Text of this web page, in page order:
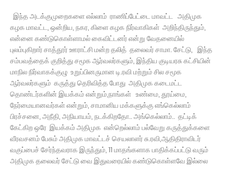
இந்த அடக்குமுறைகளை எல்லாம் ராணிப்பேட்டை மாவட்ட அதிமுக
கழக மாவட்ட, ஒன்றிய, நகர, கிளை கழக நிர்வாகிகள் அறிந்திருந்தும்,
என்னை கண்டுகொள்ளாமல் கைவிட்டனர் என்று வேதனையில்
புலம்புகிறார் சாத்தூர் ஊராட்சி மன்ற தலித் தலைவர் சாமா. சேட்டு, இந்த
சம்பவத்தைக் குறித்து சமூக ஆர்வலர்களும், இந்திய குடியரசு கட்சியின்
மாநில நிர்வாகக்குழு உறுப்பினருமான டி.ரவி மற்றும் சில சமூக
ஆர்வலர்களும் கருத்து தெரிவித்த போது அதிமுக கடைமட்ட
தொண்டர்களின் இயக்கம் என்றும்,நாங்கள் உண்மை, தூய்மை,
நேர்மையானவர்கள் என்றும், சாமானிய மக்களுக்கு எங்கெல்லாம்
பிரச்சனை, அநீதி, அநியாயம், நடக்கிறதோ.. அங்கெல்லாம்.. தட்டிக்
கேட்கிற ஒரே இயக்கம் அதிமுக என்றெல்லாம் பல்வேறு கருத்துக்களை
வீரவசனம் பேசும் அதிமுக மாவட்டச் செயலாளர் சு.ரவி,ஆதிதிராவிடர்
வகுப்பைச் சேர்ந்தவராக இருந்தும், 11 மாதங்களாக பாதிக்கப்பட்டு வரும்
அதிமுக தலைவர் சேட்டு வை இதுவரையில் கண்டுகொள்ளவே இல்லை